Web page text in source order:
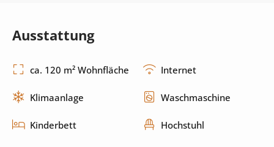
Ausstattung
ca. 120 m² Wohnfläche Internet
Klimaanlage Waschmaschine
Kinderbett Hochstuhl